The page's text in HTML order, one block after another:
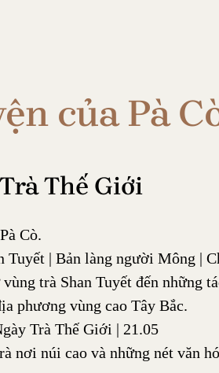
của Pà
Thế Giới
Cò.
Tuyết | Bản làng người Mông |
trà Shan Tuyết đến những
phương vùng cao Tây Bắc.
Trà Thế Giới | 21.05
nơi núi cao và những nét văn